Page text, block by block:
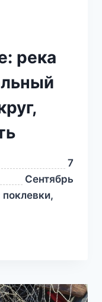
река
7
Сентябрь